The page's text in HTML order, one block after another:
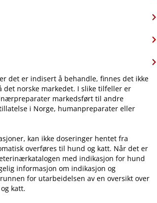
det er indisert å behandle, finnes det ikke
norske markedet. I slike tilfeller er
markedsført til andre
i Norge, humanpreparater eller
kan ikke doseringer hentet fra
overføres til hund og katt. Når det er
med indikasjon for hund
informasjon om indikasjon og
for utarbeidelsen av en oversikt over
katt.